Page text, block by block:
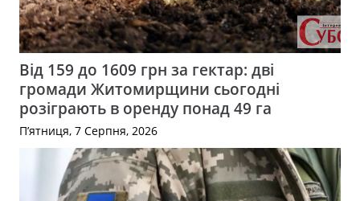
Від 159 до 1609 грн за гектар: дві
громади Житомирщини сьогодні
розіграють в оренду понад 49 га
П’ятниця, 7 Серпня, 2026